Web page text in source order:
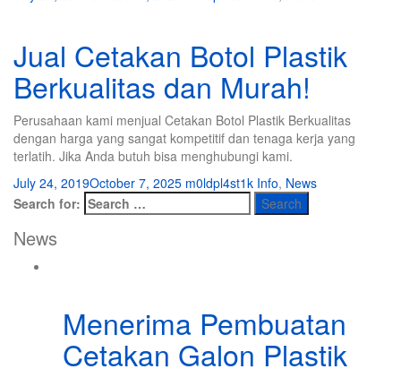
Jual Cetakan Botol Plastik
Berkualitas dan Murah!
Perusahaan kami menjual Cetakan Botol Plastik Berkualitas
dengan harga yang sangat kompetitif dan tenaga kerja yang
terlatih. Jika Anda butuh bisa menghubungi kami.
July 24, 2019October 7, 2025 m0ldpl4st1k Info, News
Search for:
News
Menerima Pembuatan
Cetakan Galon Plastik